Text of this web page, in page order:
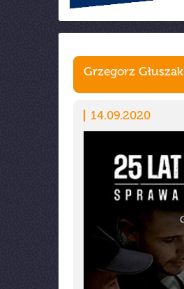
Grzegorz Głuszak
14.09.2020